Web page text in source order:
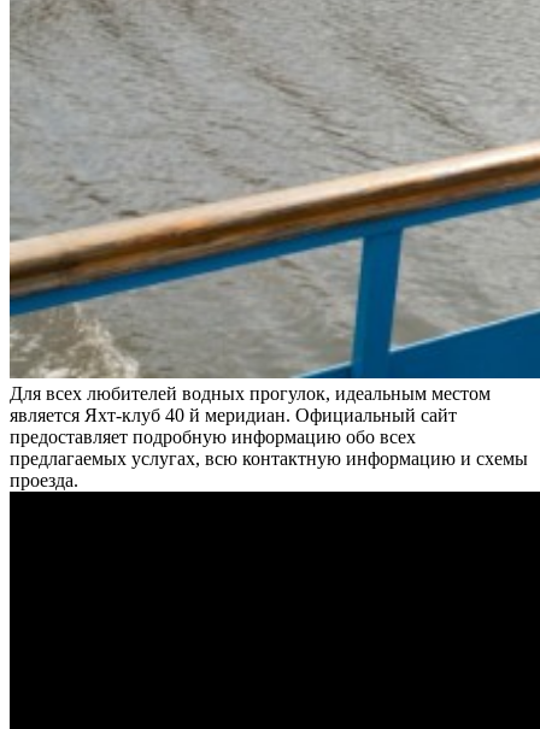
Для всех любителей водных прогулок, идеальным местом
является Яхт-клуб 40 й меридиан. Официальный сайт
предоставляет подробную информацию обо всех
предлагаемых услугах, всю контактную информацию и схемы
проезда.